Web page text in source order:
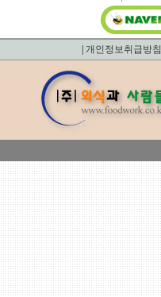
개인정보취급방침